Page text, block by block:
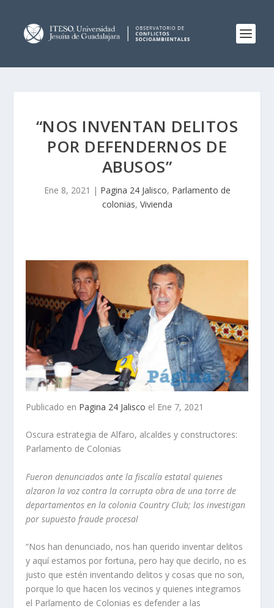
“NOS INVENTAN DELITOS
POR DEFENDERNOS DE
ABUSOS”
Ene 8, 2021 | Pagina 24 Jalisco, Parlamento de
colonias, Vivienda
Publicado en Pagina 24 Jalisco el Ene 7, 2021
Oscura estrategia de Alfaro, alcaldes y constructores:
Parlamento de Colonias
Fueron denunciados ante la fiscalía estatal quienes
alzaron la voz contra la corrupta obra de una torre de
departamentos en la colonia Country Club; los investigan
por supuesto fraude procesal
“Nos han denunciado, nos han querido inventar delitos
y aquí estamos por fortuna, pero hay que decirlo, no es
justo que estén inventando delitos y cosas que no son,
porque lo que hacen los vecinos y quienes integramos
el Parlamento de Colonias es defender a las